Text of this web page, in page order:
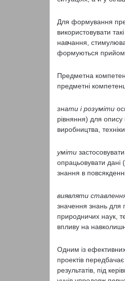
Для формування
використовувати
навчання,
формуються прийоми
Предметна
предметні
знати і розуміти
рівняння) для
виробництва,
уміти
опрацьовувати дані
знання в
виявляти
значення знань для
природничих наук,
впливу на
Одним із
проектів
результатів, під